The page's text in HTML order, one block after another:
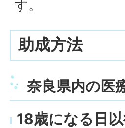
す。
助成方法
奈良県内の医
18歳になる日